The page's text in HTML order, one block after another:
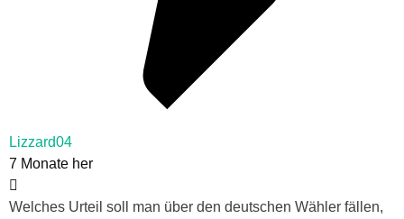
Lizzard04
7 Monate her
Welches Urteil soll man über den deutschen Wähler fällen,